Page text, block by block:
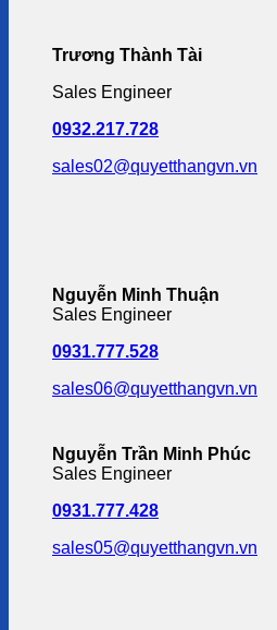
Trương Thành Tài
Sales Engineer
0932.217.728
sales02@quyetthangvn.vn
Nguyễn Minh Thuận
Sales Engineer
0931.777.528
sales06@quyetthangvn.vn
Nguyễn Trần Minh Phúc
Sales Engineer
0931.777.428
sales05@quyetthangvn.vn